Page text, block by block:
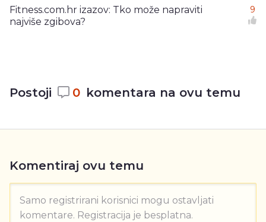
Fitness.com.hr izazov: Tko može napraviti
najviše zgibova?
9
Postoji 0 komentara na ovu temu
Komentiraj ovu temu
Samo registrirani korisnici mogu ostavljati
komentare. Registracija je besplatna.